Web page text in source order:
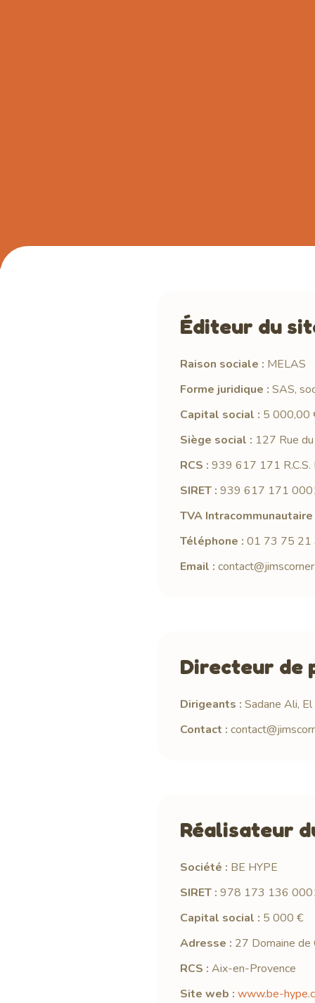
Éditeur du
Raison sociale : MELAS
Forme juridique : SAS,
Capital social : 5 000,00
Siège social : 127 Rue
RCS : 939 617 171 R.C.S.
SIRET : 939 617 171
TVA Intracommunautaire
Téléphone : 01 73 75 21
Email :
Directeur de
Dirigeants : Sadane Ali,
Contact :
Réalisateur
Société : BE HYPE
SIRET : 978 173 136
Capital social : 5 000 €
Adresse : 27 Domaine de
RCS : Aix-en-Provence
Site web : www.be-